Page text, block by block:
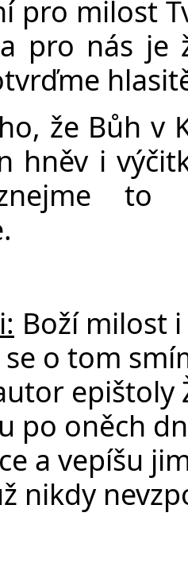
pro milost
pro nás je
že Bůh v
hněv i
to
Boží milost
o tom
epištoly
po oněch
a vepíšu
nikdy